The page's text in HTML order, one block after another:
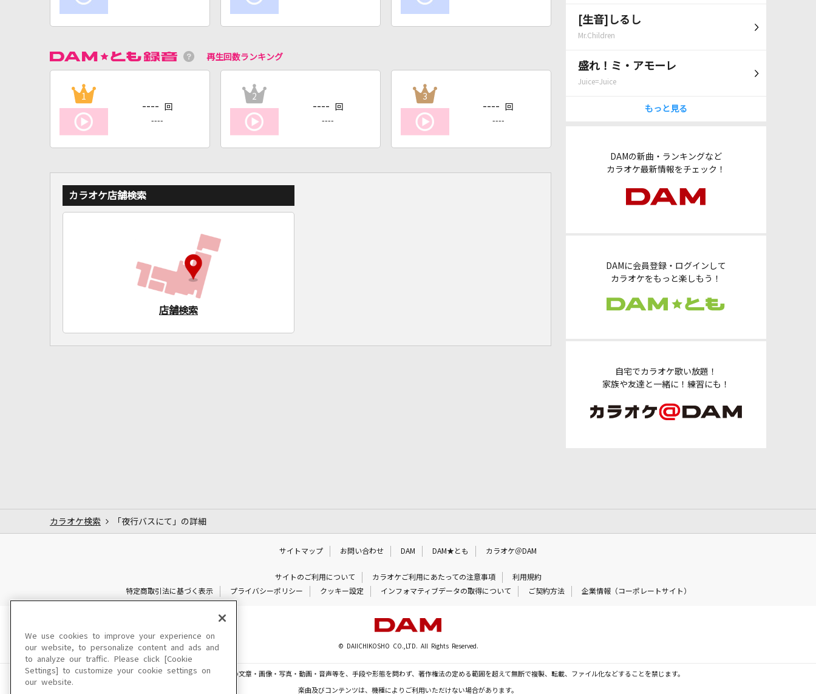
[生音]しるし
Mr.Children
盛れ！ミ・アモーレ
Juice=Juice
もっと見る
DAMの新曲・ランキングなど
カラオケ最新情報をチェック！
DAMに会員登録・ログインして
カラオケをもっと楽しもう！
自宅でカラオケ歌い放題！
家族や友達と一緒に！練習にも！
再生回数ランキング
1
---- 回
----
2
---- 回
----
3
---- 回
----
カラオケ店舗検索
店舗検索
カラオケ検索 「夜行バスにて」の詳細
サイトマップ お問い合わせ DAM DAM★とも カラオケ＠DAM
サイトのご利用について カラオケご利用にあたっての注意事項
利用規約
特定商取引法に基づく表示
プライバシーポリシー クッキー設定 インフォマティブデータの取得について ご契約方法 企業情報（コーポレートサイト）
© DAIICHIKOSHO CO.,LTD. All Rights Reserved.
このサイトに掲載されている一切の文章・画像・写真・動画・音声等を、手段や形態を問わず、著作権法の定める範囲を超えて無断で複製、転載、ファイル化などすることを禁じます。
楽曲及びコンテンツは、機種によりご利用いただけない場合があります。
We use cookies to improve your experience on
our website, to personalize content and ads and
to analyze our traffic. Please click [Cookie
Settings] to customize your cookie settings on
our website.